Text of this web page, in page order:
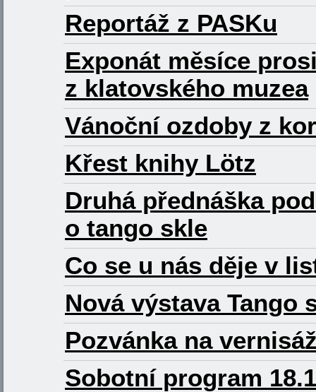
Reportáž z PASKu
Exponát měsíce
z klatovského muzea
Vánoční ozdoby z
Křest knihy Lötz
Druhá přednáška
o tango skle
Co se u nás děje v
Nová výstava Tango
Pozvánka na
Sobotní program